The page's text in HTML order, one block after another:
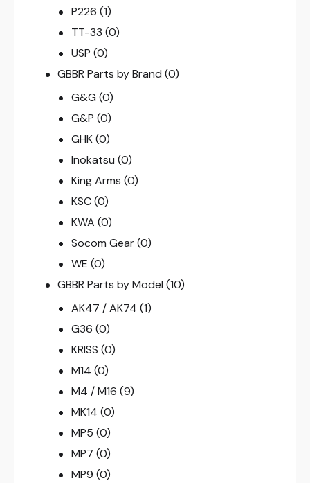
P226 (1)
TT-33 (0)
USP (0)
GBBR Parts by Brand (0)
G&G (0)
G&P (0)
GHK (0)
Inokatsu (0)
King Arms (0)
KSC (0)
KWA (0)
Socom Gear (0)
WE (0)
GBBR Parts by Model (10)
AK47 / AK74 (1)
G36 (0)
KRISS (0)
M14 (0)
M4 / M16 (9)
MK14 (0)
MP5 (0)
MP7 (0)
MP9 (0)